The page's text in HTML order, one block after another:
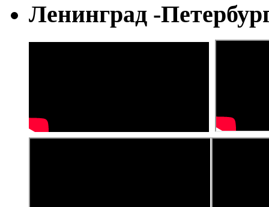
Ленинград -